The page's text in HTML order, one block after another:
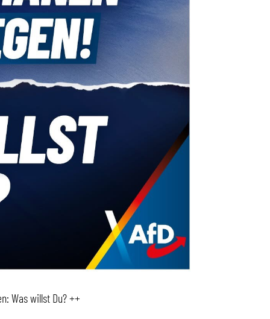
Was willst Du? ++